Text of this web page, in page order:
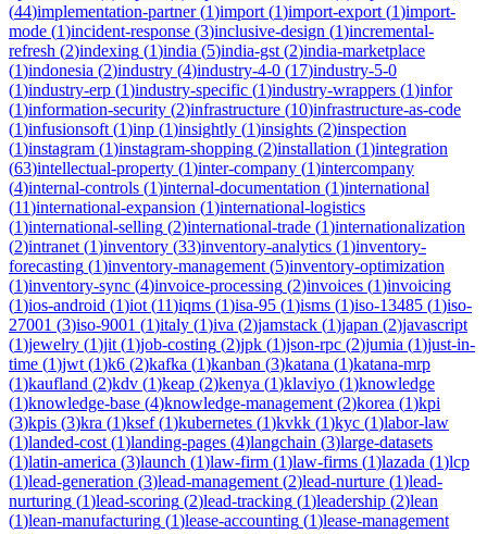
(44)implementation-partner(1)import (1)import-export (1)import-
mode (1)incident-response (3)inclusive-design (1)incremental-
refresh (2)indexing (1)india (5)india-gst (2)india-marketplace
(1)indonesia (2)industry (4)industry-4-0 (17)industry-5-0
(1)industry-erp (1)industry-specific (1)industry-wrappers (1)infor
(1)information-security (2)infrastructure (10)infrastructure-as-code
(1)infusionsoft (1)inp (1)insightly (1)insights (2)inspection
(1)instagram (1)instagram-shopping (2)installation (1)integration
(63)intellectual-property (1)inter-company (1)intercompany
(4)internal-controls (1)internal-documentation (1)international
(11)international-expansion (1)international-logistics
(1)international-selling (2)international-trade (1)internationalization
(2)intranet (1)inventory (33)inventory-analytics (1)inventory-
forecasting (1)inventory-management (5)inventory-optimization
(1)inventory-sync (4)invoice-processing (2)invoices (1)invoicing
(1)ios-android (1)iot (11)iqms (1)isa-95 (1)isms (1)iso-13485 (1)iso-
27001 (3)iso-9001 (1)italy (1)iva (2)jamstack (1)japan (2)javascript
(1)jewelry (1)jit (1)job-costing (2)jpk (1)json-rpc (2)jumia (1)just-in-
time (1)jwt (1)k6 (2)kafka (1)kanban (3)katana (1)katana-mrp
(1)kaufland (2)kdv (1)keap (2)kenya (1)klaviyo (1)knowledge
(1)knowledge-base (4)knowledge-management (2)korea (1)kpi
(3)kpis (3)kra (1)ksef(1)kubernetes (1)kvkk (1)kyc (1)labor-law
(1)landed-cost (1)landing-pages (4)langchain (3)large-datasets
(1)latin-america (3)launch (1)law-firm (1)law-firms (1)lazada (1)lcp
(1)lead-generation (3)lead-management (2)lead-nurture (1)lead-
nurturing (1)lead-scoring (2)lead-tracking (1)leadership (2)lean
(1)lean-manufacturing (1)lease-accounting (1)lease-management